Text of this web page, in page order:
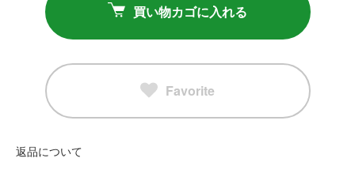
買い物カゴに入れる
Favorite
返品について